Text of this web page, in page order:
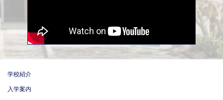
学校紹介
入学案内